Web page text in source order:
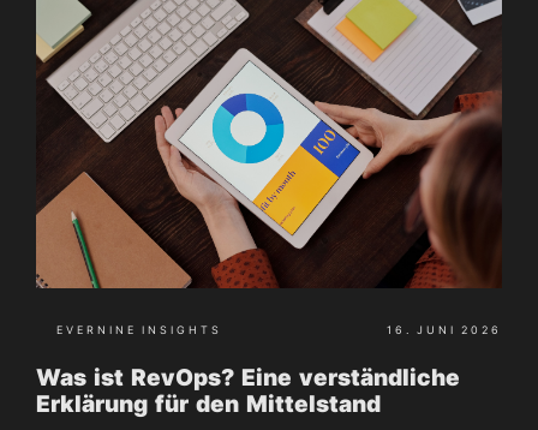
Was ist RevOps? Eine verständliche
Erklärung für den Mittelstand
EVERNINE INSIGHTS 16. JUNI 2026